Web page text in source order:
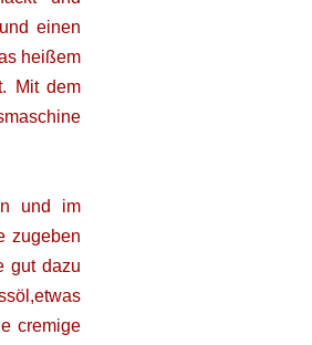
einen
heißem
Mit dem
und im
zugeben
gut dazu
cremige